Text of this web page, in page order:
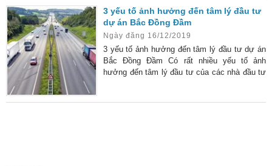
sóng” cần cân nhắc thật kỹ trước khi lựa
chọn “rót” tiền. Điều này xuất phát từ tình
hình thực tế của dự án và cả tình hình bất
động sản ở các khu vực xung quanh. Vì sao
nói giá đất nền ở Bắc Đồng Đầm
3 yếu tố ảnh hưởng đến tâm lý đầu tư
dự án Bắc Đồng Đầm
Ngày đăng 16/12/2019
3 yếu tố ảnh hưởng đến tâm lý đầu tư dự án
Bắc Đồng Đầm Có rất nhiều yếu tố ảnh
hưởng đến tâm lý đầu tư của các nhà đầu tư